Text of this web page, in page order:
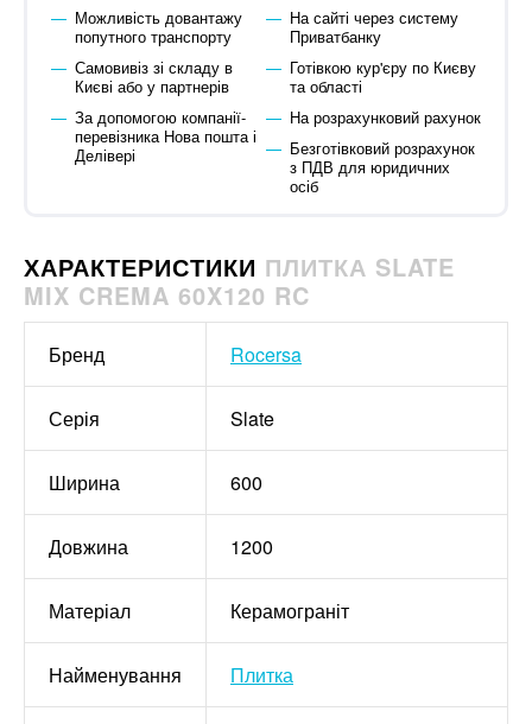
Можливість довантажу
попутного транспорту
Самовивіз зі складу в
Києві або у партнерів
За допомогою компанії-
перевізника Нова пошта і
Делівері
На сайті через систему
Приватбанку
Готівкою кур'єру по Києву
та області
На розрахунковий рахунок
Безготівковий розрахунок
з ПДВ для юридичних
осіб
ХАРАКТЕРИСТИКИ ПЛИТКА SLATE
MIX CREMA 60X120 RC
Бренд Rocersa
Серія Slate
Ширина 600
Довжина 1200
Матеріал Керамограніт
Найменування Плитка